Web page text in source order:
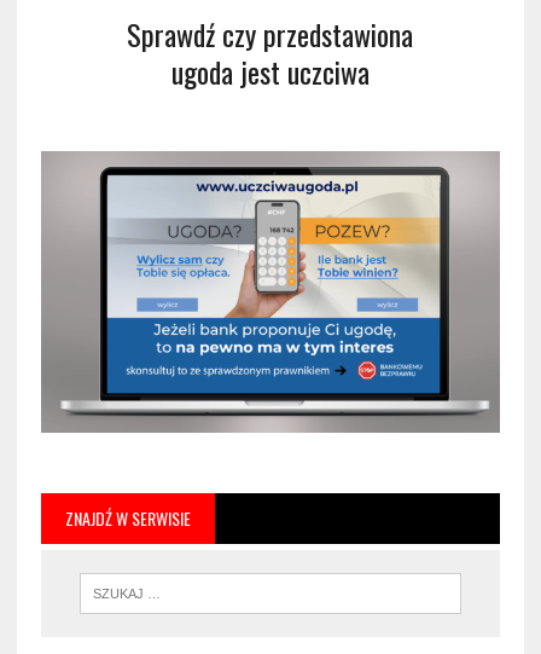
Sprawdź czy przedstawiona
ugoda jest uczciwa
ZNAJDŹ W SERWISIE